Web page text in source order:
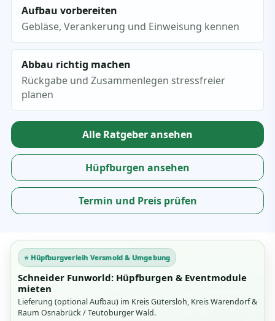
Aufbau vorbereiten
Gebläse, Verankerung und Einweisung kennen
Abbau richtig machen
Rückgabe und Zusammenlegen stressfreier
planen
Alle Ratgeber ansehen
Hüpfburgen ansehen
Termin und Preis prüfen
⭐ Hüpfburgverleih Versmold & Umgebung
Schneider Funworld: Hüpfburgen & Eventmodule
mieten
Lieferung (optional Aufbau) im Kreis Gütersloh, Kreis Warendorf &
Raum Osnabrück / Teutoburger Wald.